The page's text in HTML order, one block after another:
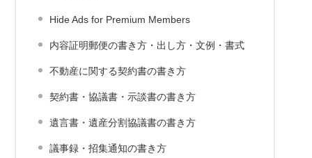
Hide Ads for Premium Members
内容証明郵便の書き方・出し方・文例・書式
不動産に関する契約書の書き方
契約書・協議書・示談書の書き方
遺言書・遺産分割協議書の書き方
議事録・招集通知の書き方